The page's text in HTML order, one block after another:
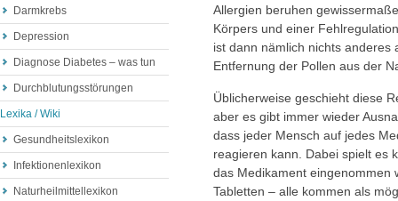
Darmkrebs
Depression
Diagnose Diabetes – was tun
Durchblutungsstörungen
Lexika / Wiki
Gesundheitslexikon
Infektionenlexikon
Naturheilmittellexikon
Allergien beruhen
Körpers und einer
ist dann nämlich nichts
Entfernung der Pollen aus der
Üblicherweise geschieht diese
aber es gibt immer wieder
dass jeder Mensch auf jedes
reagieren kann. Dabei spielt es
das Medikament eingenommen
Tabletten – alle kommen als